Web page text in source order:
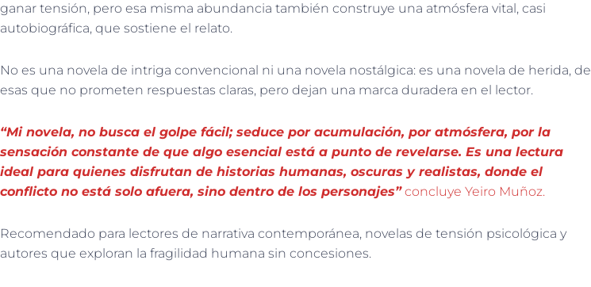
ganar tensión, pero esa misma abundancia también construye una atmósfera vital, casi
autobiográfica, que sostiene el relato.
No es una novela de intriga convencional ni una novela nostálgica: es una novela de herida, de
esas que no prometen respuestas claras, pero dejan una marca duradera en el lector.
“Mi novela, no busca el golpe fácil; seduce por acumulación, por atmósfera, por la
sensación constante de que algo esencial está a punto de revelarse. Es una lectura
ideal para quienes disfrutan de historias humanas, oscuras y realistas, donde el
conflicto no está solo afuera, sino dentro de los personajes”concluye Yeiro Muñoz.
Recomendado para lectores de narrativa contemporánea, novelas de tensión psicológica y
autores que exploran la fragilidad humana sin concesiones.